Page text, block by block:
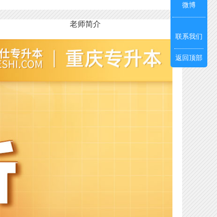
老师简介
微博
联系我们
返回顶部